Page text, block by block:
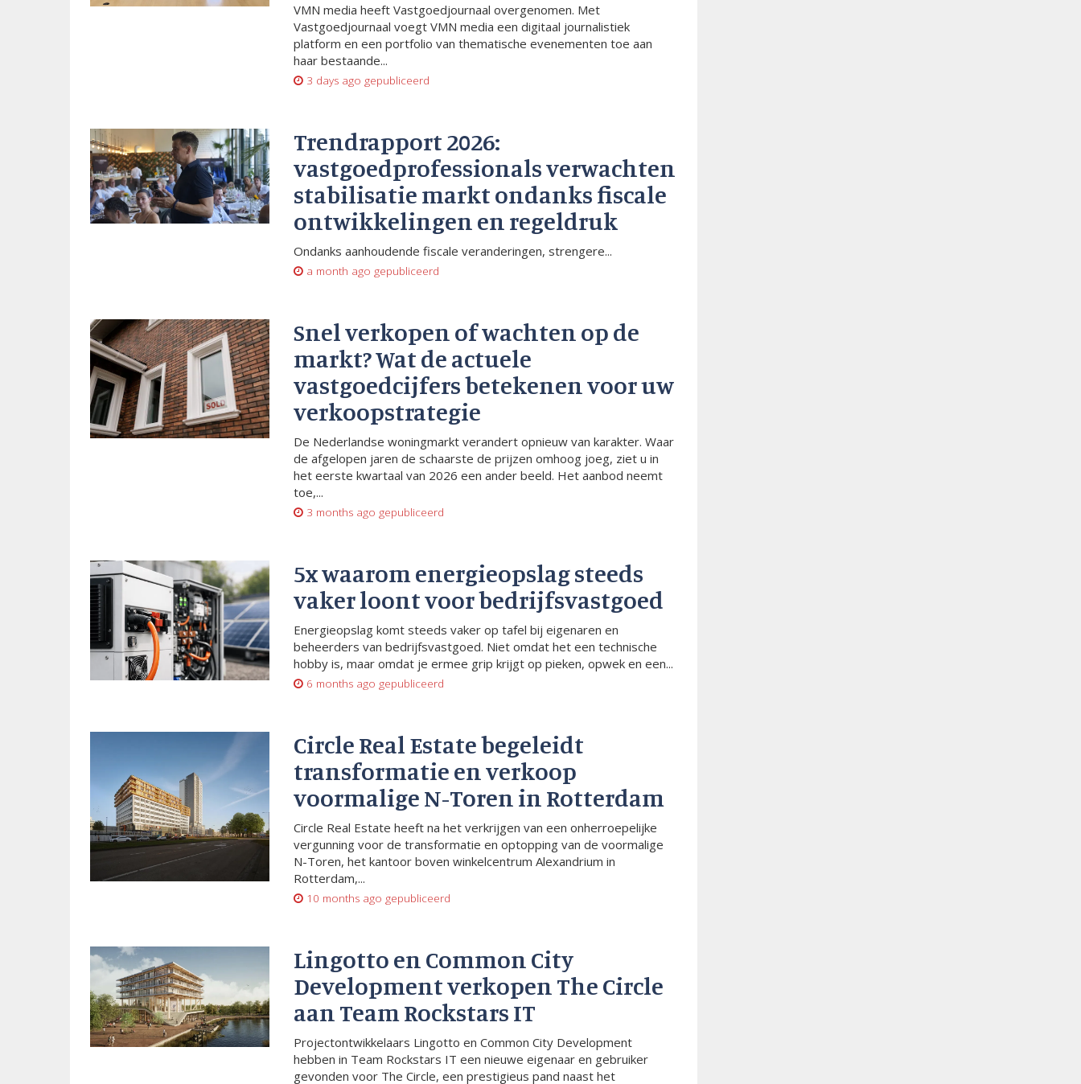
VMN media heeft Vastgoedjournaal overgenomen. Met
Vastgoedjournaal voegt VMN media een digitaal journalistiek
platform en een portfolio van thematische evenementen toe aan
haar bestaande...
3 days ago gepubliceerd
Trendrapport 2026:
vastgoedprofessionals verwachten
stabilisatie markt ondanks fiscale
ontwikkelingen en regeldruk
Ondanks aanhoudende fiscale veranderingen, strengere...
a month ago gepubliceerd
Snel verkopen of wachten op de
markt? Wat de actuele
vastgoedcijfers betekenen voor uw
verkoopstrategie
De Nederlandse woningmarkt verandert opnieuw van karakter. Waar
de afgelopen jaren de schaarste de prijzen omhoog joeg, ziet u in
het eerste kwartaal van 2026 een ander beeld. Het aanbod neemt
toe,...
3 months ago gepubliceerd
5x waarom energieopslag steeds
vaker loont voor bedrijfsvastgoed
Energieopslag komt steeds vaker op tafel bij eigenaren en
beheerders van bedrijfsvastgoed. Niet omdat het een technische
hobby is, maar omdat je ermee grip krijgt op pieken, opwek en een...
6 months ago gepubliceerd
Circle Real Estate begeleidt
transformatie en verkoop
voormalige N-Toren in Rotterdam
Circle Real Estate heeft na het verkrijgen van een onherroepelijke
vergunning voor de transformatie en optopping van de voormalige
N-Toren, het kantoor boven winkelcentrum Alexandrium in
Rotterdam,...
10 months ago gepubliceerd
Lingotto en Common City
Development verkopen The Circle
aan Team Rockstars IT
Projectontwikkelaars Lingotto en Common City Development
hebben in Team Rockstars IT een nieuwe eigenaar en gebruiker
gevonden voor The Circle, een prestigieus pand naast het